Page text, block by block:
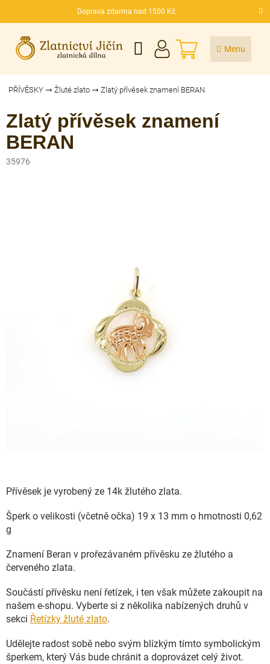
Doprava zdarma nad 1500 Kč
CZK
NÁKUPNÍ
KOŠÍK
PŘÍVĚSKY Žluté zlato Zlatý přívěsek znamení BERAN
Zlatý přívěsek znamení
BERAN
35976
Přívěsek je vyrobený ze 14k žlutého zlata.
Šperk o velikosti (včetně očka) 19 x 13 mm o hmotnosti 0,62
g
Znamení Beran v prořezávaném přívěsku ze žlutého a
červeného zlata.
Součástí přívěsku není řetízek, i ten však můžete zakoupit na
našem e-shopu. Vyberte si z několika nabízených druhů v
sekci Řetízky žluté zlato.
Udělejte radost sobě nebo svým blízkým tímto symbolickým
šperkem, který Vás bude chránit a doprovázet celý život.